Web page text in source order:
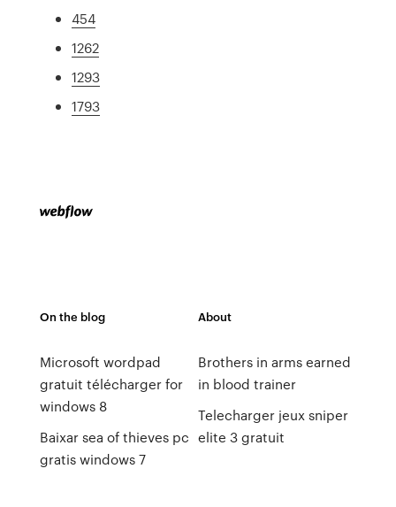
454
1262
1293
1793
On the blog
Microsoft wordpad
gratuit télécharger for
windows 8
Baixar sea of thieves pc
gratis windows 7
About
Brothers in arms earned
in blood trainer
Telecharger jeux sniper
elite 3 gratuit